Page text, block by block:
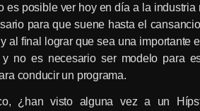
es posible ver hoy en día a la
para que suene hasta el
al final lograr que sea una importante
no es necesario ser modelo para
conducir un programa.
¿han visto alguna vez a un